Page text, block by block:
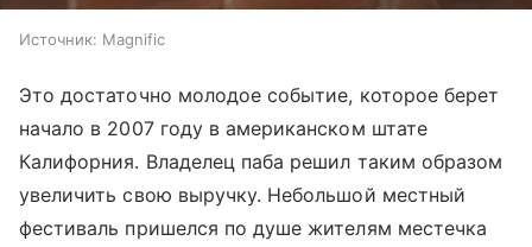
Источник: Magnific
Это достаточно молодое событие, которое берет
начало в 2007 году в американском штате
Калифорния. Владелец паба решил таким образом
увеличить свою выручку. Небольшой местный
фестиваль пришелся по душе жителям местечка